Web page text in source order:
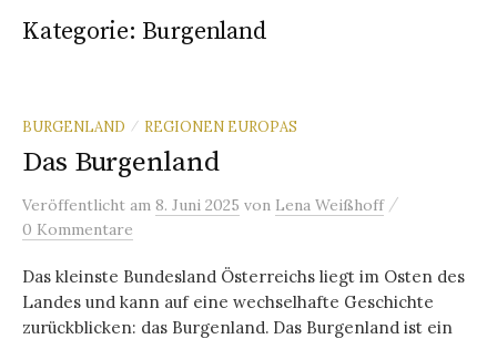
Kategorie: Burgenland
BURGENLAND / REGIONEN EUROPAS
Das Burgenland
Veröffentlicht am 8. Juni 2025 von Lena Weißhoff /
0 Kommentare
Das kleinste Bundesland Österreichs liegt im Osten des
Landes und kann auf eine wechselhafte Geschichte
zurückblicken: das Burgenland. Das Burgenland ist ein